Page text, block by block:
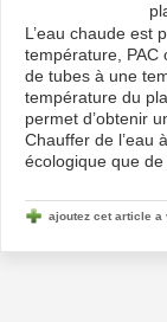
L’eau chaude est
température, PAC
de tubes à une
température du
permet d’obtenir
Chauffer de l’eau
écologique que de
ajoutez cet article